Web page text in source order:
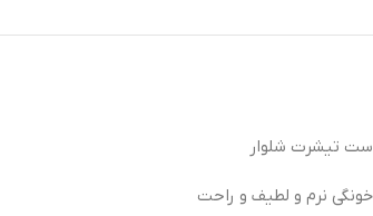
ست تیشرت شلوار
خونگی نرم و لطیف و راحت